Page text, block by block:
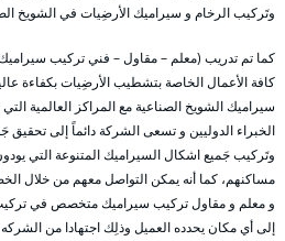
وتَركيب الرخام و سيراميك الأرضِيات في الشويخ
كما تم تدريب (معلم – مقاول – فني تركيب
كافة الأعمال الخاصة بتشطيب الأرضِيات بكفاءة
سيراميك الشويخ الصناعية مع المراكز العالمية
الخبراء الدوليين و تسعى الشركة دائماً إلى تحقيق
وتَركيب جَميع اشكال السيراميك المتنوعة التي
مساكنهم، كما أنه يمكن التواصل معهم من خلال
و معلم و مقاول تركيب سيراميك متخصص في
إلى أي مكان يحدده العميل وذلِك اجتهادا من